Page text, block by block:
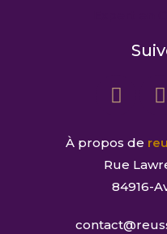
À propos de
Rue
84916-